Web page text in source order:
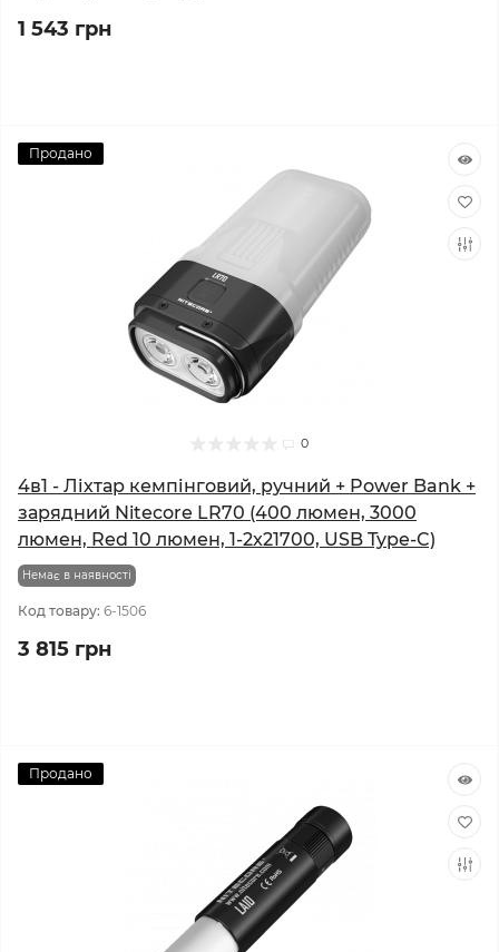
1 543 грн
Продано
0
4в1 - Ліхтар кемпінговий, ручний + Power Bank +
зарядний Nitecore LR70 (400 люмен, 3000
люмен, Red 10 люмен, 1-2x21700, USB Type-C)
Немає в наявності
Код товару: 6-1506
3 815 грн
Продано